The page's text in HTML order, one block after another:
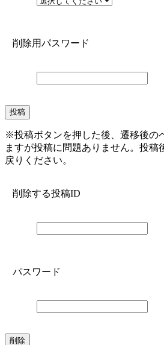
削除用パスワード
※投稿ボタンを押した後、遷移後の
ますが投稿に問題ありません。投稿
戻りください。
削除する投稿ID
パスワード